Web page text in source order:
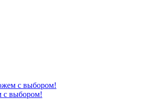
с выбором!
выбором!